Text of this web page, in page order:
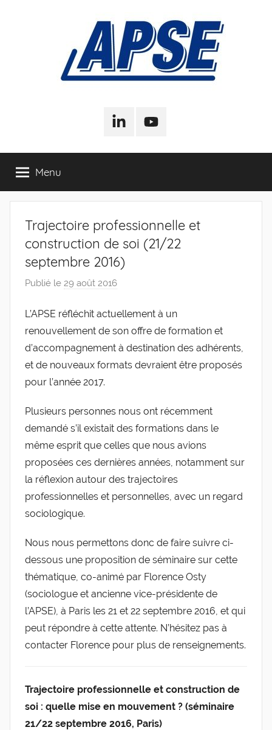
Association
Pour
la
Sociologie
de
l'Entreprise
l'Entreprise
LinkedInYoutube
Menu
Trajectoire professionnelle et
construction de soi (21/22
septembre 2016)
Publié le 29 août 2016
r
g
l
e
s
L’APSE réfléchit actuellement à un
renouvellement de son offre de formation et
d’accompagnement à destination des adhérents,
et de nouveaux formats devraient être proposés
pour l’année 2017.
Plusieurs personnes nous ont récemment
demandé s’il existait des formations dans le
même esprit que celles que nous avions
proposées ces dernières années, notamment sur
la réflexion autour des trajectoires
professionnelles et personnelles, avec un regard
sociologique.
Nous nous permettons donc de faire suivre ci-
dessous une proposition de séminaire sur cette
thématique, co-animé par Florence Osty
(sociologue et ancienne vice-présidente de
l’APSE), à Paris les 21 et 22 septembre 2016, et qui
peut répondre à cette attente. N’hésitez pas à
contacter Florence pour plus de renseignements.
Trajectoire professionnelle et construction de
soi : quelle mise en mouvement ? (séminaire
21/22 septembre 2016, Paris)